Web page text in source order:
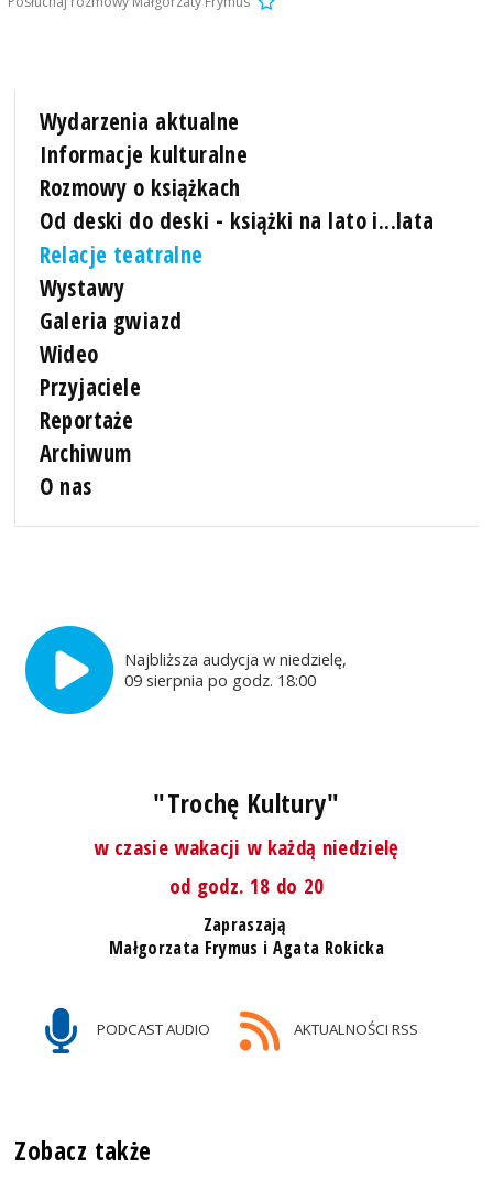
Wydarzenia aktualne
Informacje kulturalne
Rozmowy o książkach
Od deski do deski - książki na lato i...lata
Relacje teatralne
Wystawy
Galeria gwiazd
Wideo
Przyjaciele
Reportaże
Archiwum
O nas
Najbliższa audycja w niedzielę,
09 sierpnia po godz. 18:00
"Trochę Kultury"
w czasie wakacji w każdą niedzielę
od godz. 18 do 20
Zapraszają
Małgorzata Frymus i Agata Rokicka
PODCAST AUDIO AKTUALNOŚCI RSS
Zobacz także